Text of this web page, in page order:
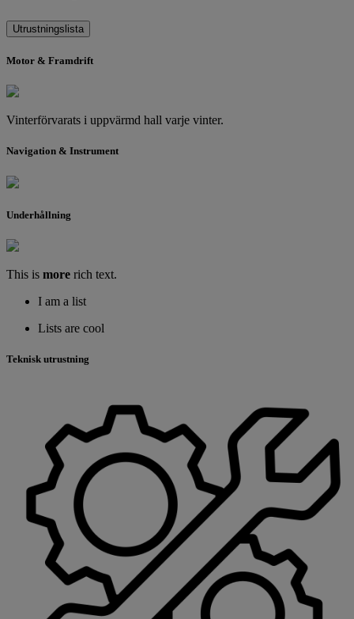
Utrustningslista
Motor & Framdrift
Vinterförvarats i uppvärmd hall varje vinter.
Navigation & Instrument
Underhållning
This is more rich text.
I am a list
Lists are cool
Teknisk utrustning